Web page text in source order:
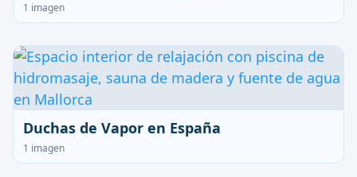
1 imagen
Duchas de Vapor en España
1 imagen